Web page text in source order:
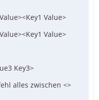
Value>
Value>
Key3>
alles zwischen <>